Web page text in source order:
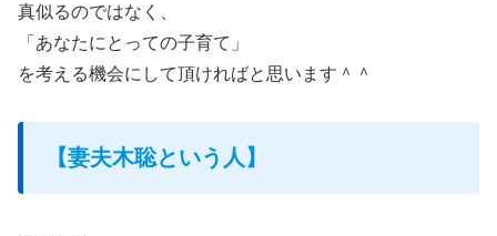
真似るのではなく、
「あなたにとっての子育て」
を考える機会にして頂ければと思います＾＾
【妻夫木聡という人】